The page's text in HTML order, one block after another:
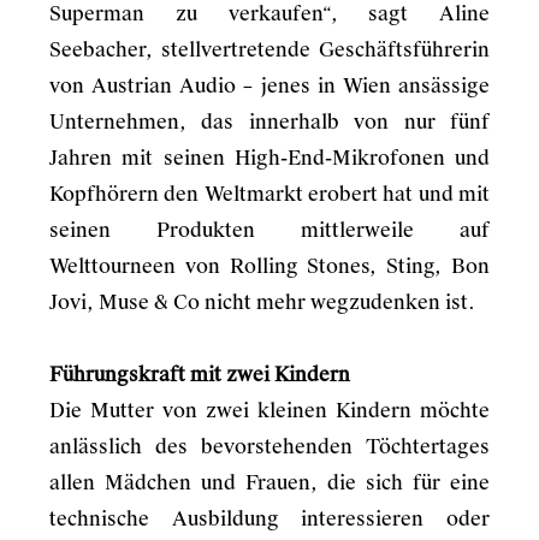
Superman zu verkaufen“, sagt Aline
Seebacher, stellvertretende Geschäftsführerin
von Austrian Audio – jenes in Wien ansässige
Unternehmen, das innerhalb von nur fünf
Jahren mit seinen High-End-Mikrofonen und
Kopfhörern den Weltmarkt erobert hat und mit
seinen Produkten mittlerweile auf
Welttourneen von Rolling Stones, Sting, Bon
Jovi, Muse & Co nicht mehr wegzudenken ist.
Führungskraft mit zwei Kindern
Die Mutter von zwei kleinen Kindern möchte
anlässlich des bevorstehenden Töchtertages
allen Mädchen und Frauen, die sich für eine
technische Ausbildung interessieren oder